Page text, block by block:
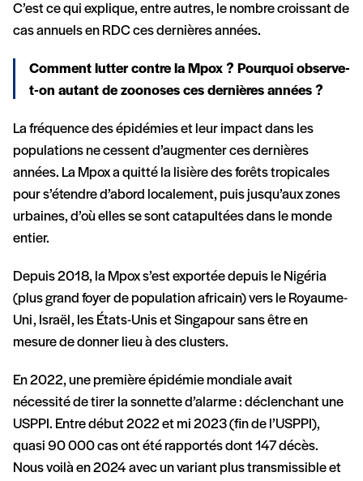
C’est ce qui explique, entre autres, le nombre croissant de
cas annuels en RDC ces dernières années.
Comment lutter contre la Mpox ? Pourquoi observe-
t-on autant de zoonoses ces dernières années ?
La fréquence des épidémies et leur impact dans les
populations ne cessent d’augmenter ces dernières
années. La Mpox a quitté la lisière des forêts tropicales
pour s’étendre d’abord localement, puis jusqu’aux zones
urbaines, d’où elles se sont catapultées dans le monde
entier.
Depuis 2018, la Mpox s’est exportée depuis le Nigéria
(plus grand foyer de population africain) vers le Royaume-
Uni, Israël, les États-Unis et Singapour sans être en
mesure de donner lieu à des clusters.
En 2022, une première épidémie mondiale avait
nécessité de tirer la sonnette d’alarme : déclenchant une
USPPI. Entre début 2022 et mi 2023 (fin de l’USPPI),
quasi 90 000 cas ont été rapportés dont 147 décès.
Nous voilà en 2024 avec un variant plus transmissible et